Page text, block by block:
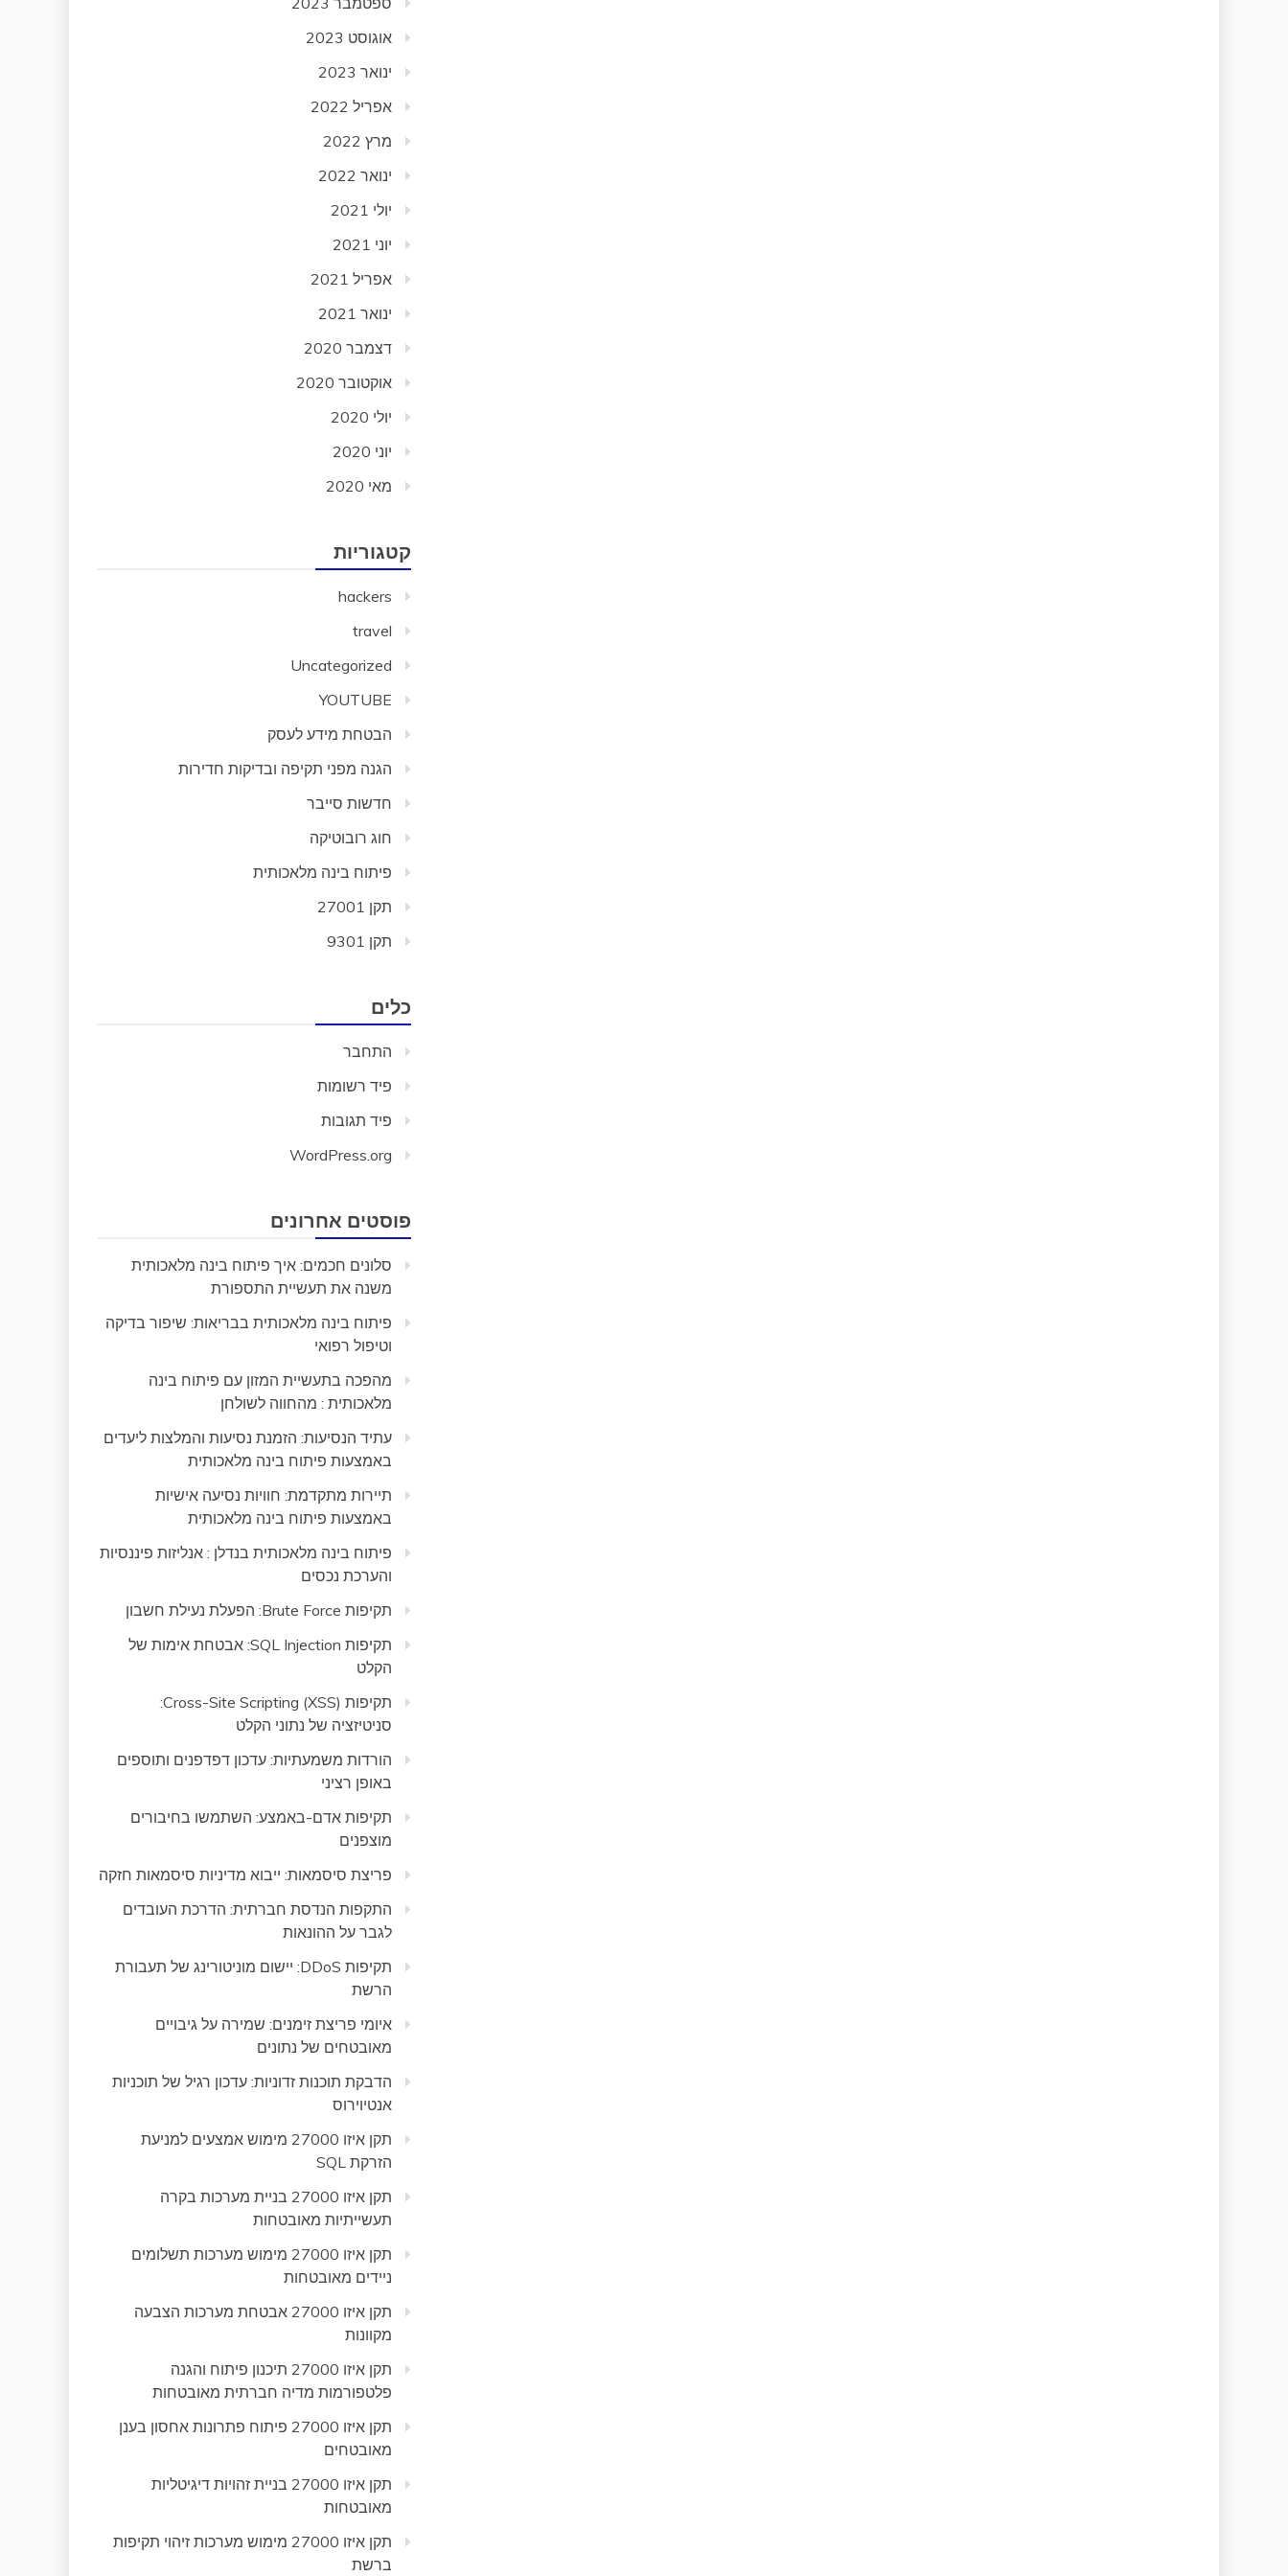
אוגוסט 2023
ינואר 2023
אפריל 2022
מרץ 2022
ינואר 2022
יולי 2021
יוני 2021
אפריל 2021
ינואר 2021
דצמבר 2020
אוקטובר 2020
יולי 2020
יוני 2020
מאי 2020
קטגוריות
hackers
travel
Uncategorized
YOUTUBE
הבטחת מידע לעסק
הגנה מפני תקיפה ובדיקות חדירות
חדשות סייבר
חוג רובוטיקה
פיתוח בינה מלאכותית
תקן 27001
תקן 9301
כלים
התחבר
פיד רשומות
פיד תגובות
WordPress.org
פוסטים אחרונים
סלונים חכמים: איך פיתוח בינה מלאכותית
משנה את תעשיית התספורת
פיתוח בינה מלאכותית בבריאות: שיפור בדיקה
וטיפול רפואי
מהפכה בתעשיית המזון עם פיתוח בינה
מלאכותית : מהחווה לשולחן
עתיד הנסיעות: הזמנת נסיעות והמלצות ליעדים
באמצעות פיתוח בינה מלאכותית
תיירות מתקדמת: חוויות נסיעה אישיות
באמצעות פיתוח בינה מלאכותית
פיתוח בינה מלאכותית בנדלן : אנליזות פיננסיות
והערכת נכסים
תקיפות Brute Force: הפעלת נעילת חשבון
תקיפות SQL Injection: אבטחת אימות של
הקלט
תקיפות Cross-Site Scripting (XSS):
סניטיזציה של נתוני הקלט
הורדות משמעתיות: עדכון דפדפנים ותוספים
באופן רציני
תקיפות אדם-באמצע: השתמשו בחיבורים
מוצפנים
פריצת סיסמאות: ייבוא מדיניות סיסמאות חזקה
התקפות הנדסת חברתית: הדרכת העובדים
לגבר על ההונאות
תקיפות DDoS: יישום מוניטורינג של תעבורת
הרשת
איומי פריצת זימנים: שמירה על גיבויים
מאובטחים של נתונים
הדבקת תוכנות זדוניות: עדכון רגיל של תוכניות
אנטיוירוס
תקן איזו 27000 מימוש אמצעים למניעת
הזרקת SQL
תקן איזו 27000 בניית מערכות בקרה
תעשייתיות מאובטחות
תקן איזו 27000 מימוש מערכות תשלומים
ניידים מאובטחות
תקן איזו 27000 אבטחת מערכות הצבעה
מקוונות
תקן איזו 27000 תיכנון פיתוח והגנה
פלטפורמות מדיה חברתית מאובטחות
תקן איזו 27000 פיתוח פתרונות אחסון בענן
מאובטחים
תקן איזו 27000 בניית זהויות דיגיטליות
מאובטחות
תקן איזו 27000 מימוש מערכות זיהוי תקיפות
ברשת